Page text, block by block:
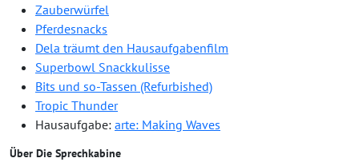
Zauberwürfel
Pferdesnacks
Dela träumt den Hausaufgabenfilm
Superbowl Snackkulisse
Bits und so-Tassen (Refurbished)
Tropic Thunder
Hausaufgabe: arte: Making Waves
Über Die Sprechkabine